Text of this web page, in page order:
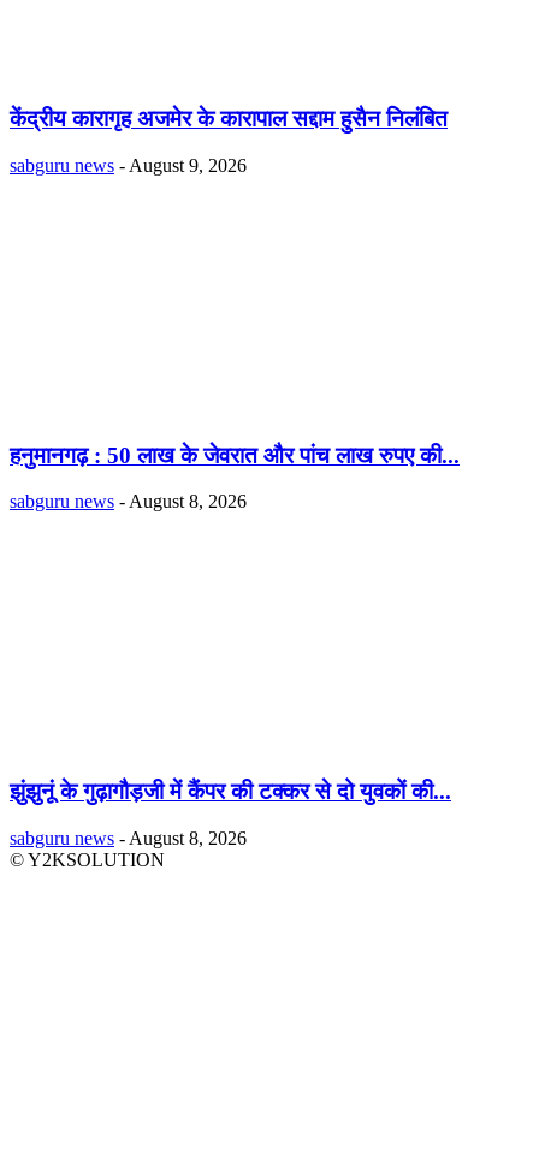
केंद्रीय कारागृह अजमेर के कारापाल सद्दाम हुसैन निलंबित
sabguru news - August 9, 2026
हनुमानगढ़ : 50 लाख के जेवरात और पांच लाख रुपए की...
sabguru news - August 8, 2026
झुंझुनूं के गुढ़ागौड़जी में कैंपर की टक्कर से दो युवकों की...
sabguru news - August 8, 2026
© Y2KSOLUTION